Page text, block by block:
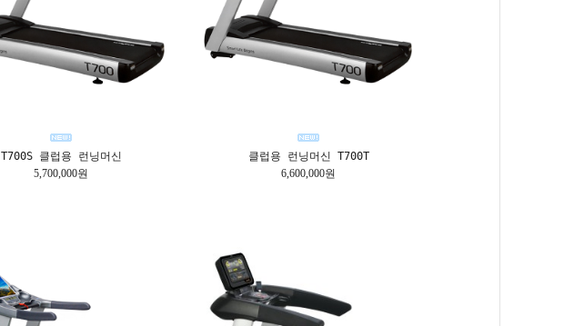
T700S 클럽용 런닝머신
5,700,000원
클럽용 런닝머신 T700T
6,600,000원